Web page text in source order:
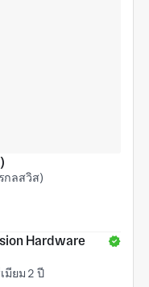
กลสวิส)
Hardware
มียม 2 ปี